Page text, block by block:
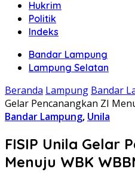
Hukrim
Politik
Indeks
Bandar Lampung
Lampung Selatan
Beranda Lampung Bandar
Gelar Pencanangkan ZI
Bandar Lampung, Unila
FISIP Unila Gelar
Menuju WBK